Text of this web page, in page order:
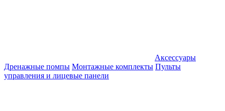
Аксессуары
Дренажные помпы Монтажные комплекты Пульты
управления и лицевые панели